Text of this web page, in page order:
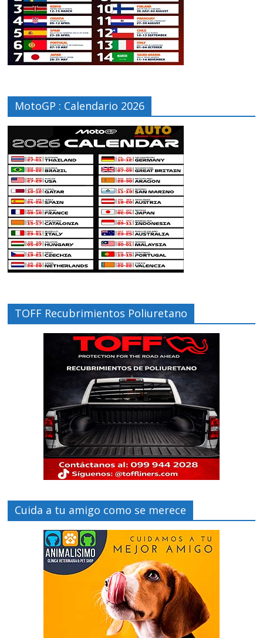
MotoGP : Calendario 2026
TOFF Recubrimientos Poliuretano
Cuida a tu amigo como se merece